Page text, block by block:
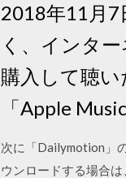
2018年11月
く、インタ
購入して聴
「Apple
次に「Dailymotion」
ウンロードする場合